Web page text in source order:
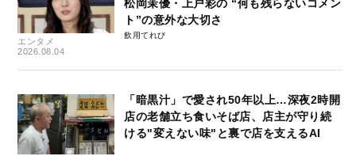
エンタメ
2026.08.04
松岡茉優・上戸彩の “何も残らないコメン
ト”の意外な大切さ
飲用てれび
「暗黒汁」で愛され50年以上…深夜2時開
店の老舗立ち食いそば店、店主が守り続
ける"変えない味"と裏で店を支えるAI